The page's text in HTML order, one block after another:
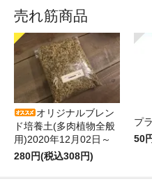
売れ筋商品
オリジナルブレン
ド培養土(多肉植物全般
用)2020年12月02日～
280円(税込308円)
プ
50